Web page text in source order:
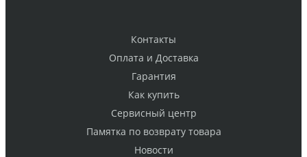
Контакты
Оплата и Доставка
Гарантия
Как купить
Cервисный центр
Памятка по возврату товара
Новости